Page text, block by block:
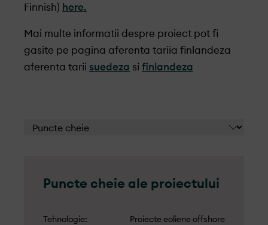
Finnish) here.
Mai multe informatii despre proiect pot fi
gasite pe pagina aferenta tariia finlandeza
aferenta tarii suedeza si finlandeza
Puncte cheie ale proiectului
Tehnologie Proiecte eoliene offshore